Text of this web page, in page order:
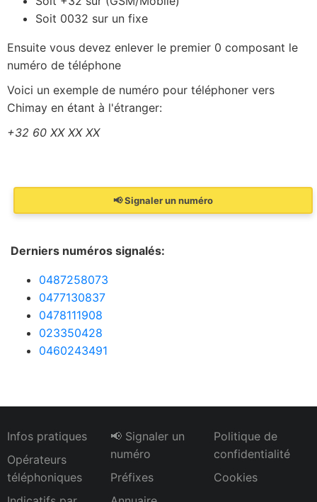
Soit 0032 sur un fixe
Ensuite vous devez enlever le premier 0 composant le
numéro de téléphone
Voici un exemple de numéro pour téléphoner vers
Chimay en étant à l'étranger:
+32 60 XX XX XX
📢 Signaler un numéro
Derniers numéros signalés:
0487258073
0477130837
0478111908
023350428
0460243491
Infos pratiques
Opérateurs
téléphoniques
📢 Signaler un
numéro
Préfixes
Politique de
confidentialité
Cookies